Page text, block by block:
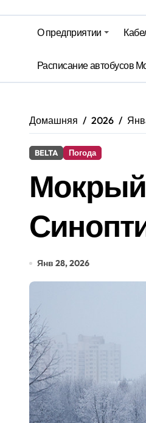
О предприятии
Расписание автобусов
Домашняя 2026
BELTA Погода
Мокрый
Янв 28, 2026